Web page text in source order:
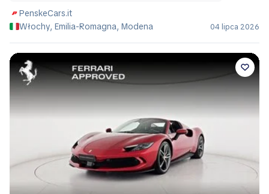
PenskeCars.it
Włochy, Emilia-Romagna, Modena
04 lipca 2026